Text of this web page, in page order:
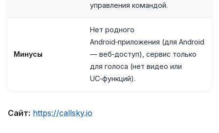
управления командой.
Минусы
Нет родного
Android‑приложения (для Android
— веб‑доступ), сервис только
для голоса (нет видео или
UC‑функций).
Сайт: https://callsky.io